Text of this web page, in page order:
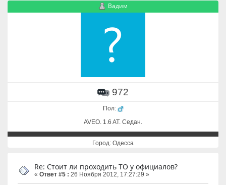
Вадим
972
Пол:
AVEO. 1.6 AT. Cедан.
Город: Одесса
Re: Стоит ли проходить ТО у официалов?
« Ответ #5 : 26 Ноября 2012, 17:27:29 »